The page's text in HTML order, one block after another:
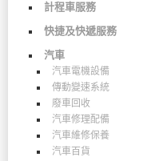
計程車服務
快捷及快遞服務
汽車
汽車電機設備
傳動變速系統
廢車回收
汽車修理配備
汽車維修保養
汽車百貨